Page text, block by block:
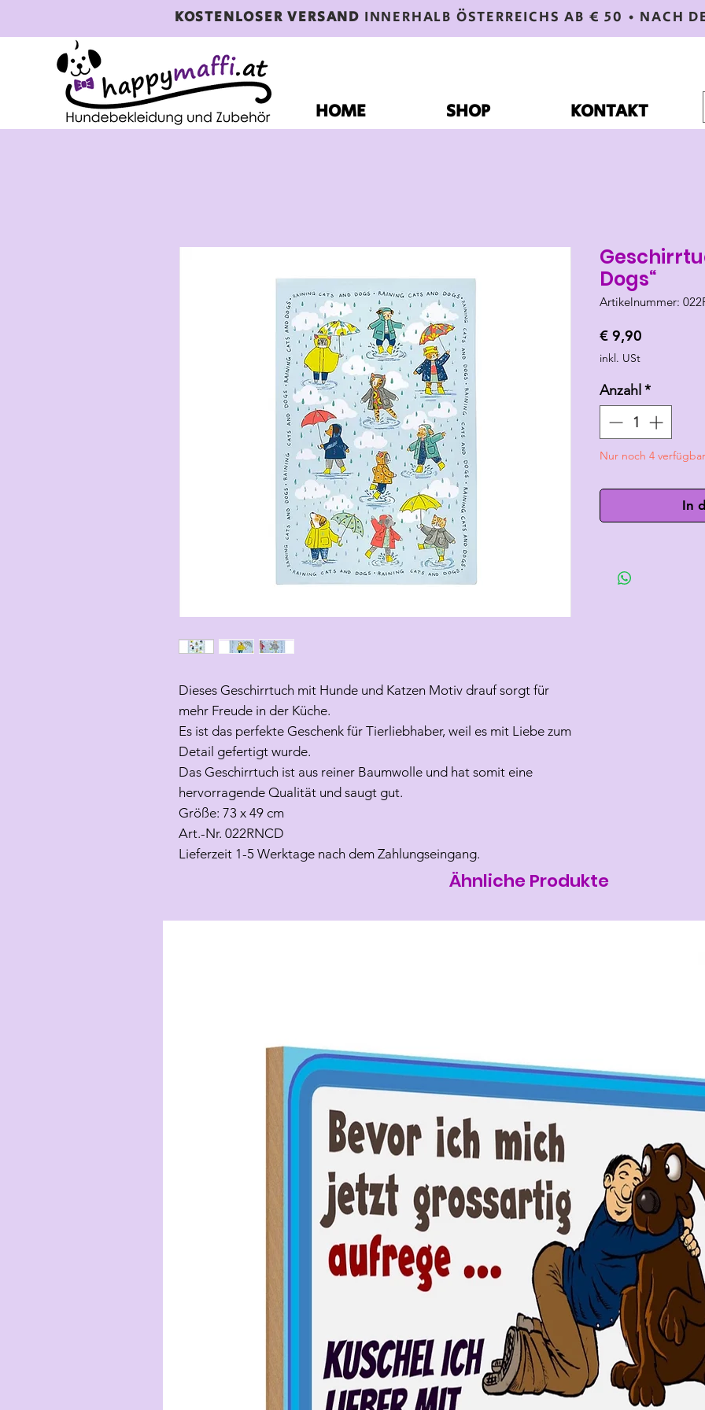
KOSTENLOSER VERSAND INNERHALB ÖSTERREICHS AB € 50 • NACH
HOME SHOP KONTAKT
Dieses Geschirrtuch mit Hunde und Katzen Motiv drauf sorgt für
mehr Freude in der Küche.
Es ist das perfekte Geschenk für Tierliebhaber, weil es mit Liebe zum
Detail gefertigt wurde.
Das Geschirrtuch ist aus reiner Baumwolle und hat somit eine
hervorragende Qualität und saugt gut.
Größe: 73 x 49 cm
Art.-Nr. 022RNCD
Lieferzeit 1-5 Werktage nach dem Zahlungseingang.
Dogs“
Artikelnummer:
€ 9,90
inkl. USt
Anzahl *
Nur noch 4 verfügbar
In
Ähnliche Produkte